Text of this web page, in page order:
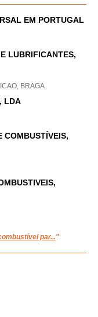
EM PORTUGAL
LUBRIFICANTES,
BRAGA
LDA
COMBUSTÍVEIS,
par..."